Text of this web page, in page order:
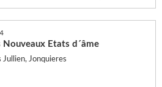
Nouveaux Etats d´âme
Jullien, Jonquieres